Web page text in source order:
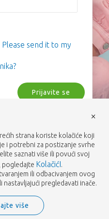
send it to my
Prijavite se
strana koriste kolačiće koji
i potrebni za postizanje svrhe
saznati više ili povući svoj
pogledajte KolačićI.
ili odbacivanjem ovog
nastavljajući pregledavati inače.
više
×